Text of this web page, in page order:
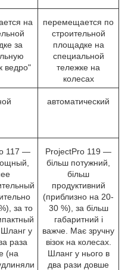
на
за
ведро"
перемещается по
строительной
площадке на
специальной
тележке на
колесах
автоматический
117 ―
за то
Шланг у
раза
(на
ProjectPro 119 ―
більш потужний,
більш
продуктивний
(приблизно на 20-
30 %), за більш
габаритний і
важче. Має зручну
візок на колесах.
Шланг у нього в
два рази довше